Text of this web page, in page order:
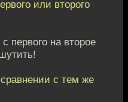
или второго
первого на второе
с тем же